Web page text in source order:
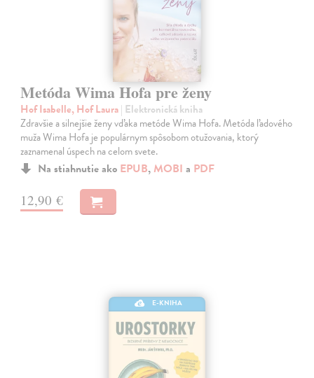
Metóda Wima Hofa pre ženy
Hof Isabelle, Hof Laura| Elektronická kniha
Zdravšie a silnejšie ženy vďaka metóde Wima Hofa. Metóda ľadového
muža Wima Hofa je populárnym spôsobom otužovania, ktorý
zaznamenal úspech na celom svete.
Na stiahnutie ako EPUB, MOBI a PDF
12,90 €
E-KNIHA